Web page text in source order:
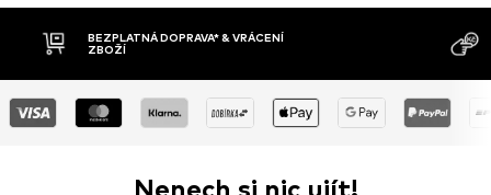
BEZPLATNÁ DOPRAVA* & VRÁCENÍ
ZBOŽÍ